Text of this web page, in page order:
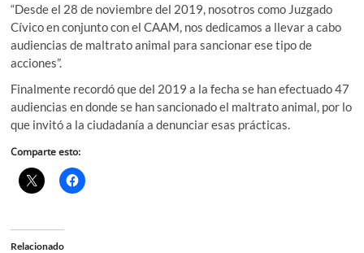
“Desde el 28 de noviembre del 2019, nosotros como Juzgado
Cívico en conjunto con el CAAM, nos dedicamos a llevar a cabo
audiencias de maltrato animal para sancionar ese tipo de
acciones”.
Finalmente recordó que del 2019 a la fecha se han efectuado 47
audiencias en donde se han sancionado el maltrato animal, por lo
que invitó a la ciudadanía a denunciar esas prácticas.
Comparte esto:
Relacionado